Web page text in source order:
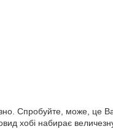
Спробуйте, може, це
хобі набирає